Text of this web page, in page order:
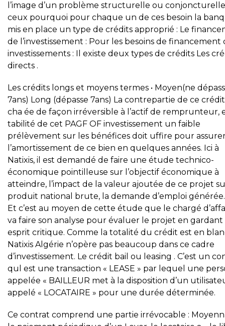
l’image d’un problème structurelle ou conjoncturelle
ceux pourquoi pour chaque un de ces besoin la
mis en place un type de crédits approprié : Le
de l’investissement : Pour les besoins de financement
investissements : Il existe deux types de crédits Les
directs .
Les crédits longs et moyens termes • Moyen(ne
7ans) Long (dépasse 7ans) La contrepartie de ce
cha ée de façon irréversible à l’actif de remprunteur,
tabilité de cet PAGF OF investissement un faible
prélèvement sur les bénéfices doit uffire pour
l’amortissement de ce bien en quelques années. Ici à
Natixis, il est demandé de faire une étude technico-
économique pointilleuse sur l’objectif économique à
atteindre, l’impact de la valeur ajoutée de ce projet
produit national brute, la demande d’emploi
Et c’est au moyen de cette étude que le chargé
va faire son analyse pour évaluer le projet en
esprit critique. Comme la totalité du crédit est en
Natixis Algérie n’opère pas beaucoup dans ce cadre
d’investissement. Le crédit bail ou leasing . C’est un
qul est une transaction « LEASE » par lequel une
appelée « BAILLEUR met à la disposition d’un
appelé « LOCATAIRE » pour une durée déterminée.
Ce contrat comprend une partie irrévocable :